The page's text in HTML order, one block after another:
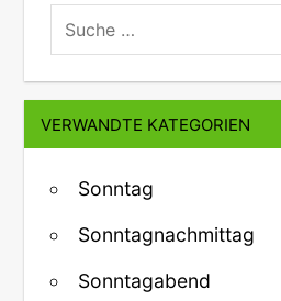
suche:
VERWANDTE KATEGORIEN
Sonntag
Sonntagnachmittag
Sonntagabend